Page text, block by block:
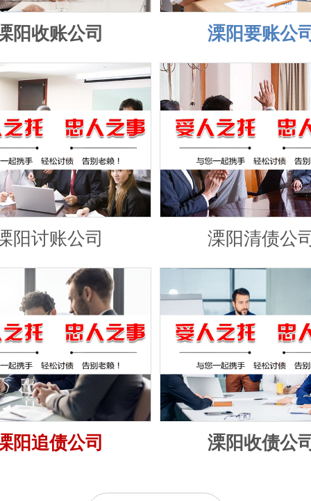
阳收账公司 溧阳要账公
阳讨账公司 溧阳清债公
阳追债公司 溧阳收债公